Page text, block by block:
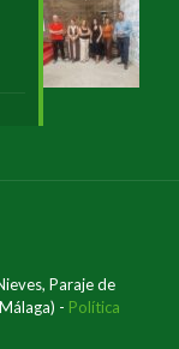
Paraje de
- Política